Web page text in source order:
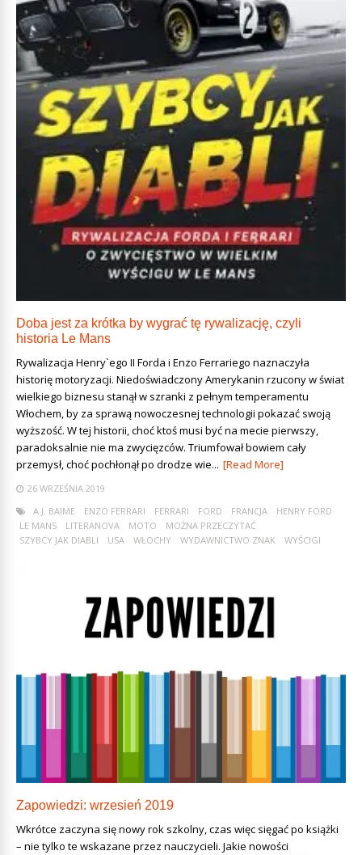
Doba jest za krótka by wygrać tę rywalizację, czyli
historia Le Mans
Rywalizacja Henry`ego II Forda i Enzo Ferrariego naznaczyła
historię motoryzacji. Niedoświadczony Amerykanin rzucony w świat
wielkiego biznesu stanął w szranki z pełnym temperamentu
Włochem, by za sprawą nowoczesnej technologii pokazać swoją
wyższość. W tej historii, choć ktoś musi być na mecie pierwszy,
paradoksalnie nie ma zwycięzców. Triumfował bowiem cały
przemysł, choć pochłonął po drodze wie... [Read More]
26 WRZEŚNIA 2019
A.J. BAIME
ENZO FERRARI FERRARI FORD FRANCJA
HENRY FORD
LE MANS
LITERANOVA MOTO
MOŻNA PRZECZYTAĆ
SZYBCY JAK DIABLI
USA WŁOCHY WYDAWNICTWO ZNAK WYŚCIGI
Zapowiedzi: wrzesień 2019
Wkrótce zaczyna się nowy rok szkolny, czas więc sięgać po książki
– nie tylko te wskazane przez nauczycieli. Jakie nowości